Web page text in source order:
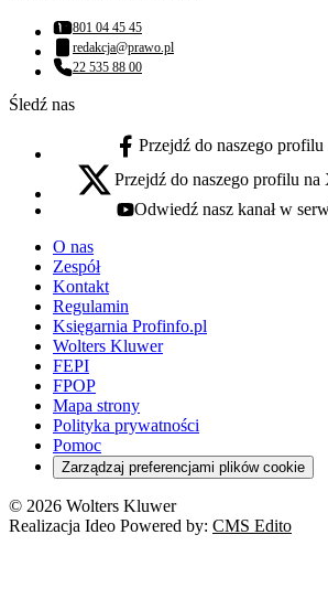
Numer telefonu:
801 04 45 45
Adres email:
redakcja@prawo.pl
Numer telefonu:
22 535 88 00
Śledź nas
facebook - otwiera się w nowej karcie
Przejdź do naszego profilu
x - otwiera się w nowej karcie
Przejdź do naszego profilu
youtube - otwiera się w nowej karcie
Odwiedź nasz kanał w
O nas
Zespół
Kontakt
Regulamin
Księgarnia Profinfo.pl
Wolters Kluwer
FEPI
FPOP
Mapa strony
Polityka prywatności
Pomoc
Zarządzaj preferencjami plików cookie
© 2026 Wolters Kluwer
Realizacja Ideo Powered by: CMS Edito